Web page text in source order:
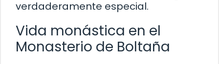
verdaderamente especial.
Vida monástica en el
Monasterio de Boltaña